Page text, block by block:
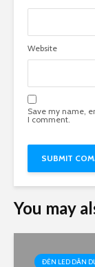
Website
Save my name,
I comment.
You may
ĐÈN LED DÂN